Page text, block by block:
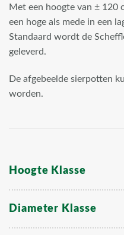
Met een hoogte van ± 120
een hoge als mede in een
Standaard wordt de
geleverd.
De afgebeelde sierpotten
worden.
Hoogte Klasse
Diameter Klasse